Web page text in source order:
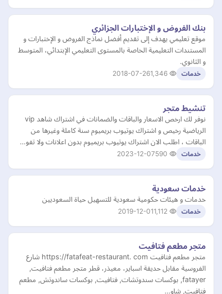
بنك الفروض و الإختبارات الجزائري
موقع تعليمي يهدف إلى تقديم أفضل نماذج الفروض و الإختبارات و
المستندات التعليمية الخاصة بالمستوى التعليمي الإبتدائي، المتوسط
و الثانوي.
خدمات 2018-07-26
تنشيط متجر
نوفر لك ارخص الاسعار والباقات والضمانات في اشتراك شاهد vip
الرياضية رخيص و اشتراك يوتيوب بريميوم سنة كاملة وغيرها من
الباقات ، اطلب الان اشتراك يوتيوب بريميوم بدون اعلانات ولا تفو…
خدمات 2023-12-07
خدمات سعودية
خدمات و هيئات حكومية سعودية للتسهيل حياة السعوديين
خدمات 2019-12-01
متجر مطعم فتافيت
متجر مطعم فتافيت https://fatafeat-restaurant. com شارع
الفروسية مقابل حديقة اسباير، معيذر، قطر متجر مطعم فتافيت,
fatayer, بوكسات سندوتشات, فتافيت, بوكسات ساندوتش, مطعم
فتافيت, شاو…